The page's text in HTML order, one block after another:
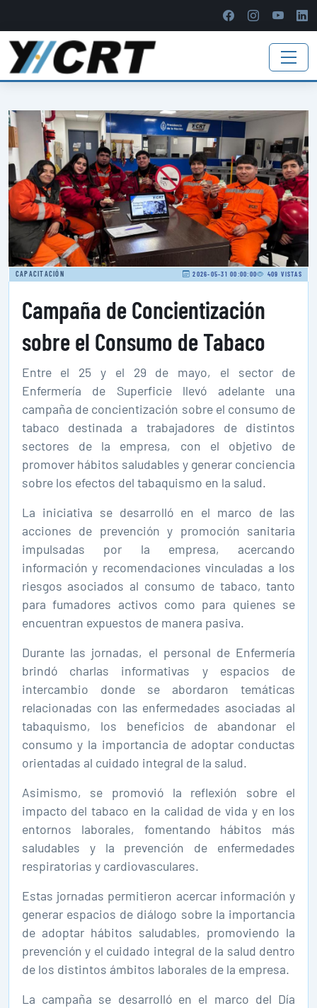
CAPACITACIÓN 2026-05-31 00:00:00 409 VISTAS
Campaña de Concientización
sobre el Consumo de Tabaco
Entre el 25 y el 29 de mayo, el sector de
Enfermería de Superficie llevó adelante una
campaña de concientización sobre el consumo de
tabaco destinada a trabajadores de distintos
sectores de la empresa, con el objetivo de
promover hábitos saludables y generar conciencia
sobre los efectos del tabaquismo en la salud.
La iniciativa se desarrolló en el marco de las
acciones de prevención y promoción sanitaria
impulsadas por la empresa, acercando
información y recomendaciones vinculadas a los
riesgos asociados al consumo de tabaco, tanto
para fumadores activos como para quienes se
encuentran expuestos de manera pasiva.
Durante las jornadas, el personal de Enfermería
brindó charlas informativas y espacios de
intercambio donde se abordaron temáticas
relacionadas con las enfermedades asociadas al
tabaquismo, los beneficios de abandonar el
consumo y la importancia de adoptar conductas
orientadas al cuidado integral de la salud.
Asimismo, se promovió la reflexión sobre el
impacto del tabaco en la calidad de vida y en los
entornos laborales, fomentando hábitos más
saludables y la prevención de enfermedades
respiratorias y cardiovasculares.
Estas jornadas permitieron acercar información y
generar espacios de diálogo sobre la importancia
de adoptar hábitos saludables, promoviendo la
prevención y el cuidado integral de la salud dentro
de los distintos ámbitos laborales de la empresa.
La campaña se desarrolló en el marco del Día